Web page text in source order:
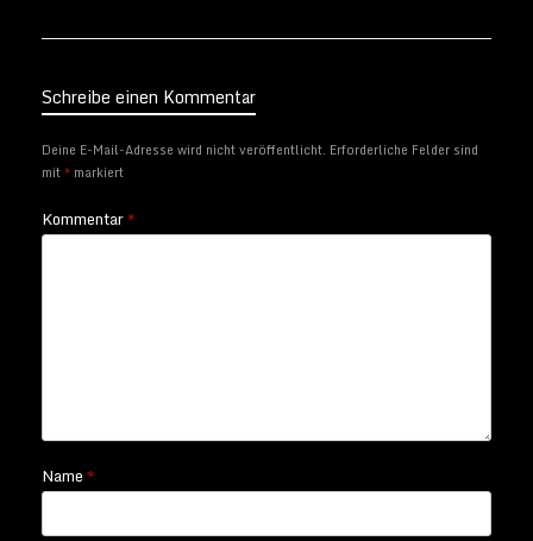
Schreibe einen Kommentar
Deine E-Mail-Adresse wird nicht veröffentlicht. Erforderliche Felder sind
mit* markiert
Kommentar*
Name*